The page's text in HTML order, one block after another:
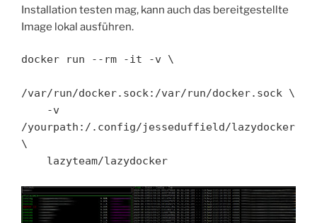
Installation testen mag, kann auch das bereitgestellte
Image lokal ausführen.
docker run --rm -it -v \
/var/run/docker.sock:/var/run/docker.sock \
/yourpath:/.config/jesseduffield/lazydocker
\
    lazyteam/lazydocker